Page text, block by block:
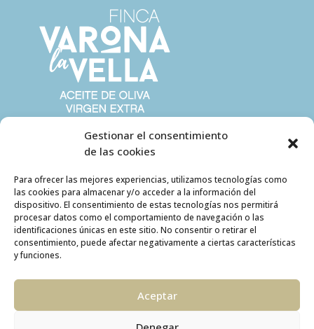
Gestionar el consentimiento
de las cookies
Para ofrecer las mejores experiencias, utilizamos tecnologías como
las cookies para almacenar y/o acceder a la información del
dispositivo. El consentimiento de estas tecnologías nos permitirá
procesar datos como el comportamiento de navegación o las
identificaciones únicas en este sitio. No consentir o retirar el
consentimiento, puede afectar negativamente a ciertas características
y funciones.
Aceptar